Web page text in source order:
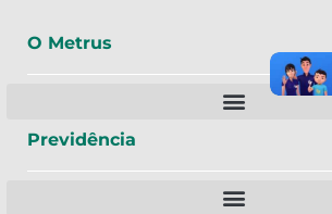
O Metrus
Previdência